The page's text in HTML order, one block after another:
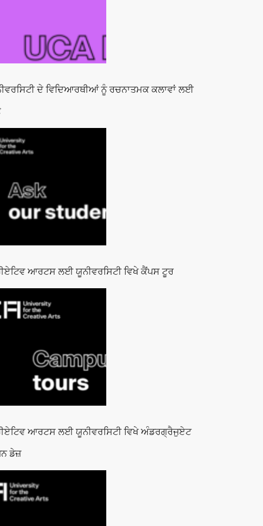
ਦੇ ਵਿਦਿਆਰਥੀਆਂ ਨੂੰ ਰਚਨਾਤਮਕ ਕਲਾਵਾਂ ਲਈ
ਆਰਟਸ ਲਈ ਯੂਨੀਵਰਸਿਟੀ ਵਿਖੇ ਕੈਂਪਸ ਟੂਰ
ਆਰਟਸ ਲਈ ਯੂਨੀਵਰਸਿਟੀ ਵਿਖੇ ਅੰਡਰਗ੍ਰੈਜੁਏਟ
ਡੇਜ਼